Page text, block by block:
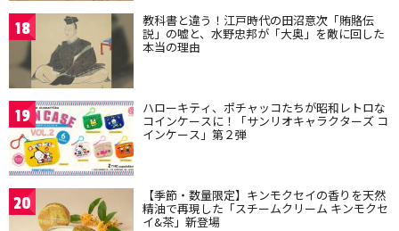
18 教科書と違う！江戸時代の田沼意次「賄賂伝
説」の嘘と、水野忠邦が「大奥」を敵に回した
本当の理由
19 ハローキティ、ポチャッコたちが昭和レトロな
コインケースに！「サンリオキャラクターズ コ
インケース」第２弾
20 【季節・数量限定】キンモクセイの香りを天然
精油で再現した「スチームクリーム キンモクセ
イ&茶」新登場